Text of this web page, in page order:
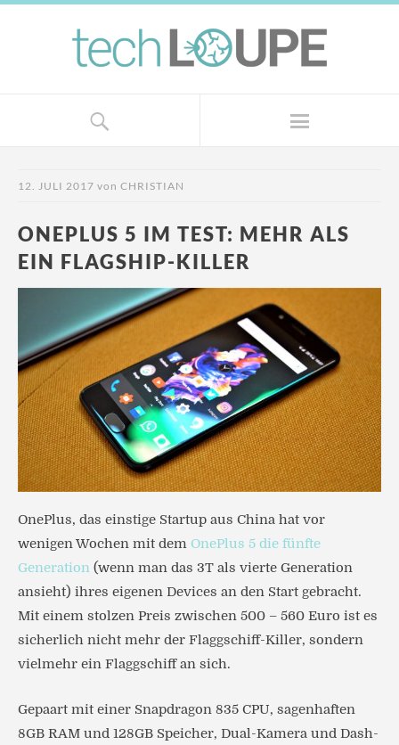
12. JULI 2017 von CHRISTIAN
ONEPLUS 5 IM TEST: MEHR ALS
EIN FLAGSHIP-KILLER
OnePlus, das einstige Startup aus China hat vor
wenigen Wochen mit dem OnePlus 5 die fünfte
Generation (wenn man das 3T als vierte Generation
ansieht) ihres eigenen Devices an den Start gebracht.
Mit einem stolzen Preis zwischen 500 – 560 Euro ist es
sicherlich nicht mehr der Flaggschiff-Killer, sondern
vielmehr ein Flaggschiff an sich.
Gepaart mit einer Snapdragon 835 CPU, sagenhaften
8GB RAM und 128GB Speicher, Dual-Kamera und Dash-